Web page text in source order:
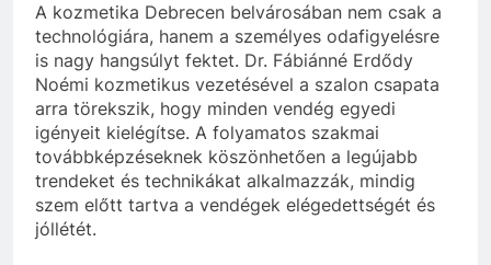
A kozmetika Debrecen belvárosában nem csak a
technológiára, hanem a személyes odafigyelésre
is nagy hangsúlyt fektet. Dr. Fábiánné Erdődy
Noémi kozmetikus vezetésével a szalon csapata
arra törekszik, hogy minden vendég egyedi
igényeit kielégítse. A folyamatos szakmai
továbbképzéseknek köszönhetően a legújabb
trendeket és technikákat alkalmazzák, mindig
szem előtt tartva a vendégek elégedettségét és
jóllétét.